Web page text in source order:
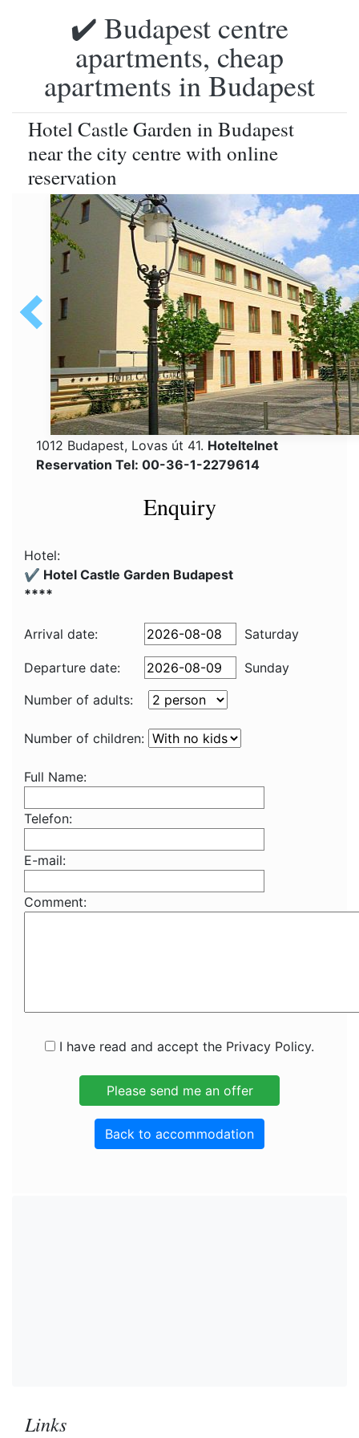
✔️ Budapest centre
apartments, cheap
apartments in Budapest
Hotel Castle Garden in Budapest
near the city centre with online
reservation
1012 Budapest, Lovas út 41. Hoteltelnet
Reservation Tel: 00-36-1-2279614
Enquiry
Hotel:
✔️ Hotel Castle Garden Budapest
****
Arrival date: Saturday
Departure date:
Sunday
Number of adults:
Number of children:
Full Name:
Telefon:
E-mail:
Comment:
I have read and accept the Privacy Policy.
Back to accommodation
Links